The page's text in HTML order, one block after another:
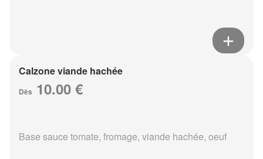
Calzone viande hachée
Dès 10.00 €
Base sauce tomate, fromage, viande hachée, oeuf